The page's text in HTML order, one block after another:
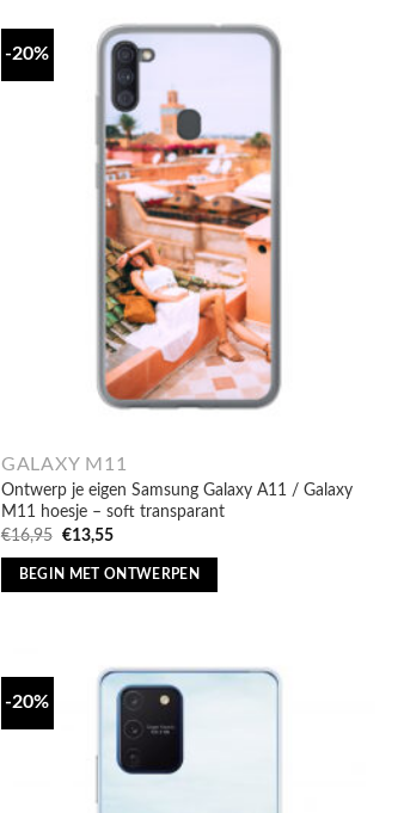
-20%
GALAXY M11
Ontwerp je eigen Samsung Galaxy A11 / Galaxy
M11 hoesje – soft transparant
€16,95 Oorspronkelijke
was:
€16,95.
€13,55Huidige
is:
€13,55.
BEGIN MET ONTWERPEN
-20%